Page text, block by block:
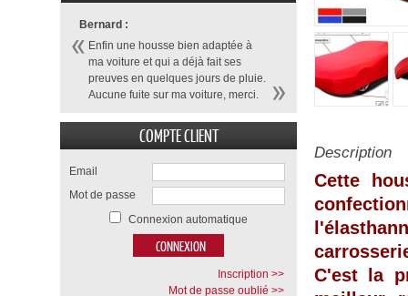
Description
Cette
C'est la
Bernard :
Enfin une housse bien adaptée à
ma voiture et qui a déjà fait ses
preuves en quelques jours de pluie.
Aucune fuite sur ma voiture, merci.
COMPTE CLIENT
Email
Mot de passe
Connexion automatique
Inscription >>
Mot de passe oublié >>